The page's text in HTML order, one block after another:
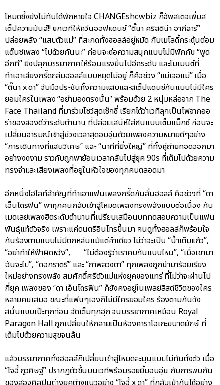
โหมดซึ้งยังไม่ทันได้พักหายใจ CHANGEshowbiz ก็อัพสเตจเพิ่มส
เต็ปความมันส์!! ยกเวทีให้ควีนออฟแดนซ์ “ติ๊นา คริสติน่า อากีลาร์”
ปล่อยพลัง “แสบตัวแม่” ที่สะกดทั้งฮอลล์อยู่หมัด กับเมโลดี้กระตุ้นต่อม
แด๊นซ์เพลง “ไปด้วยกันนะ” ก่อนจะต่อความสนุกแบบไม่มีพักกับ “พูด
อีกที” ยิ่งปลุกบรรยากาศให้ร้อนแรงขึ้นไปอีกระดับ และโมเมนต์ที่
ทำเอาเสียงกรี๊ดถล่มฮอลล์แบบหยุดไม่อยู่ ก็คือช่วง “แม่เจอแม่” เมื่อ
“ติ๊นา x ดา” จับมือประชันทั้งความแสบและสเต็ปแดนซ์กันแบบไม่มีใคร
ยอมใครในเพลง “อย่ามองตรงนั้น” พร้อมด้วย 2 หนุ่มหล่อจาก The
Face Thailand ที่มาร่วมโชว์สุดเซ็กซี่ เรียกได้ว่าเวทีลุกเป็นไฟจากออ
ร่าของสองดีว่าระดับตำนาน ที่ปล่อยเสน่ห์ใส่กันแบบเต็มแม็กซ์ ก่อนจะ
เปลี่ยนอารมณ์เข้าสู่ช่วงเวลาสุดอบอุ่นด้วยเพลงความหมายดีๆอย่าง
“การเดินทางที่แสนวิเศษ” และ “นาทีที่ยิ่งใหญ่” ที่ทั้งคู่ถ่ายทอดออกมา
อย่างงดงาม ราวกับถูกพาย้อนเวลากลับไปสู่ยุค 90s ที่เต็มไปด้วยความ
ทรงจำและเสียงเพลงที่อยู่ในหัวใจของทุกคนตลอดมา
อีกหนึ่งไฮไลท์สำคัญที่ทำเอาแฟนเพลงกรี๊ดกันลั่นฮอลล์ คือช่วงที่ “ดา
เอ็นโดรฟิน” พาทุกคนกลับเข้าสู่โหมดเพลงทรงพลังแบบต่อเนื่อง กับ
เมดเลย์เพลงฮิตระดับตำนานที่เปรียบเสมือนบททดสอบความเป็นแฟน
พันธุ์แท้ตัวจริง เพราะแค่ดนตรีอินโทรขึ้นมา คนดูทั้งฮอลล์ก็พร้อมใจ
กันร้องตามแบบไม่มีตกหล่นแม้แต่คำเดียว ไม่ว่าจะเป็น “น้ำเต็มแก้ว”,
“อย่าทำให้ฟ้าผิดหวัง”, “ไม่ต้องรู้ว่าเราคบกันแบบไหน”, “เมื่อเขามา
ฉันจะไป”, “ดอกราตรี” และ “ภาพลวงตา” ทุกเพลงถูกนำมาร้อยเรียง
ใหม่อย่างทรงพลัง สมศักดิ์ศรีตัวแม่แห่งยุคของแทร่ ที่ไม่ว่าจะผ่านไป
กี่ยุค เพลงของ “ดา เอ็นโดรฟิน” ก็ยังคงอยู่ในเพลย์ลิสต์ชีวิตของใคร
หลายคนเสมอ ขณะที่แฟนๆเองก็ไม่มีใครยอมใคร ร้องตามกันดัง
สนั่นแบบเป๊ะทุกท่อน จัดเต็มทุกฮุก จนบรรยากาศเหมือน Royal
Paragon Hall ถูกเปลี่ยนให้กลายเป็นห้องคาราโอเกะขนาดยักษ์ ที่
เต็มไปด้วยความสุขจนล้น
แล้วบรรยากาศทั้งฮอลล์ก็เปลี่ยนเข้าสู่โหมดละมุนแบบไม่ทันตั้งตัว เมื่อ
“โจอี้ ภูวศิษฐ์” ปรากฏตัวขึ้นบนเวทีพร้อมรอยยิ้มอบอุ่น กับการพบกัน
ของสองศิลปินต่างยุคต่างแนวอย่าง “โจอี้ x ดา” ที่กลับเข้ากันได้อย่าง